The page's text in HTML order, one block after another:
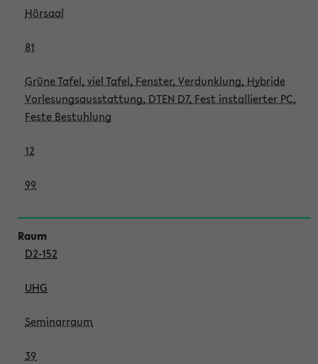
Hörsaal
81
Grüne Tafel, viel Tafel, Fenster, Verdunklung, Hybride
Vorlesungsausstattung, DTEN D7, Fest installierter PC,
Feste Bestuhlung
12
99
D2-152
UHG
Seminarraum
39